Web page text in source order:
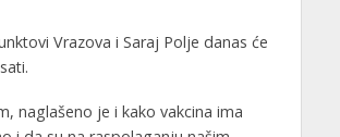
Vrazova i Saraj Polje danas će
naglašeno je i kako vakcina ima